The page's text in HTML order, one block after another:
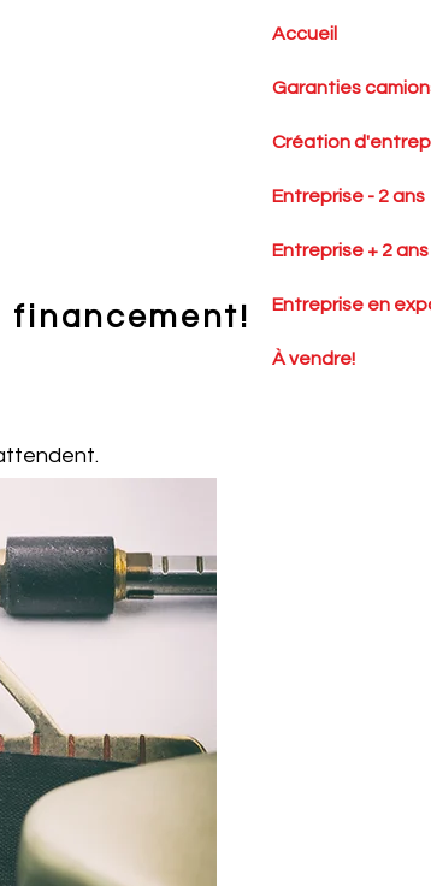
Accueil
Garanties
Création
Entreprise - 2 ans
Entreprise + 2 ans
Entreprise en
À vendre!
financement!